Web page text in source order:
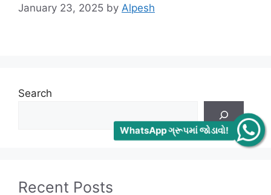
January 23, 2025 by Alpesh
Search
Recent Posts
WhatsApp ગ્રૂપમાં જોડાવો!